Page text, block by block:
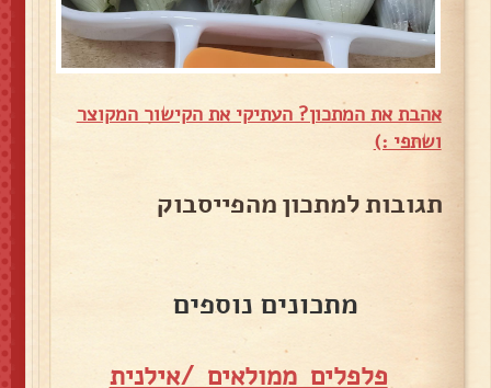
אהבת את המתכון? העתיקי את הקישור המקוצר
ושתפי :)
תגובות למתכון מהפייסבוק
מתכונים נוספים
פלפלים ממולאים /אילנית